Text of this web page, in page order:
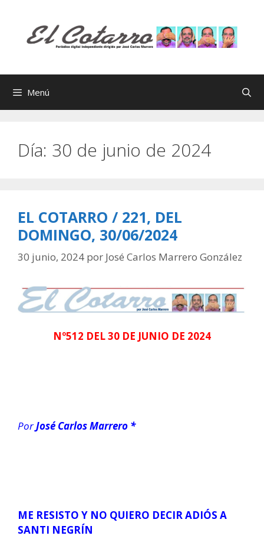
contenido
Menú
Día: 30 de junio de 2024
EL COTARRO / 221, DEL
DOMINGO, 30/06/2024
30 junio, 2024 por José Carlos Marrero González
Nº512 DEL 30 DE JUNIO DE 2024
PorJosé Carlos Marrero *
ME RESISTO Y NO QUIERO DECIR ADIÓS A
SANTI NEGRÍN